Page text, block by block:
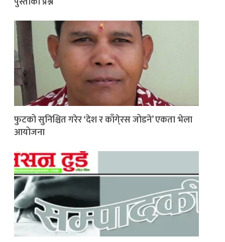
फुटको सुनिश्चित गरेर ‘देश र काँगे्रस जोडने’ एकता भेला
आयोजना